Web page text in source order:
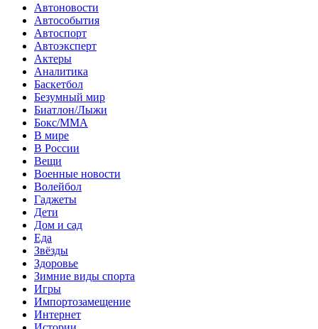
Автоновости
Автособытия
Автоспорт
Автоэксперт
Актеры
Аналитика
Баскетбол
Безумный мир
Биатлон/Лыжи
Бокс/MMA
В мире
В России
Вещи
Военные новости
Волейбол
Гаджеты
Дети
Дом и сад
Еда
Звёзды
Здоровье
Зимние виды спорта
Игры
Импортозамещение
Интернет